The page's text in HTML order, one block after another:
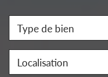
Type de bien
Localisation